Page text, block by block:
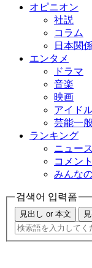
オピニオン
社説
コラム
日本関
エンタメ
ドラマ
音楽
映画
アイド
芸能一
ランキング
ニュース
コメント
みんな
검색어 입력폼
見出し or 本文